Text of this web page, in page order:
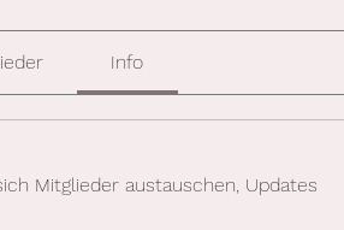
Info
Mitglieder austauschen, Updates